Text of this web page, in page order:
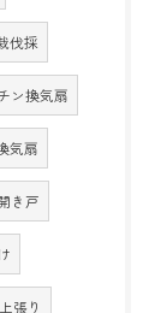
伐採
ン換気扇
気扇
き戸
上張り